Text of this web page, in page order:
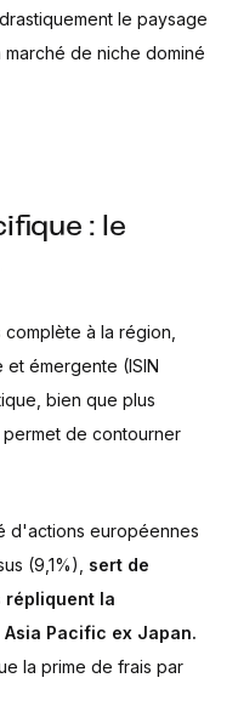
le paysage
de niche dominé
: le
à la région,
émergente (ISIN
bien que plus
de contourner
d'actions européennes
(9,1%), sert de
répliquent la
Pacific ex Japan.
la prime de frais par